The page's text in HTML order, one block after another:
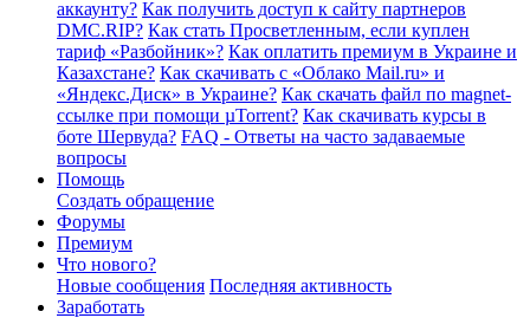
аккаунту? Как получить доступ к сайту партнеров
DMC.RIP? Как стать Просветленным, если куплен
тариф «Разбойник»? Как оплатить премиум в Украине и
Казахстане? Как скачивать с «Облако Mail.ru» и
«Яндекс.Диск» в Украине? Как скачать файл по magnet-
ссылке при помощи µTorrent? Как скачивать курсы в
боте Шервуда? FAQ - Ответы на часто задаваемые
вопросы
Помощь
Создать обращение
Форумы
Премиум
Что нового?
Новые сообщения Последняя активность
Заработать